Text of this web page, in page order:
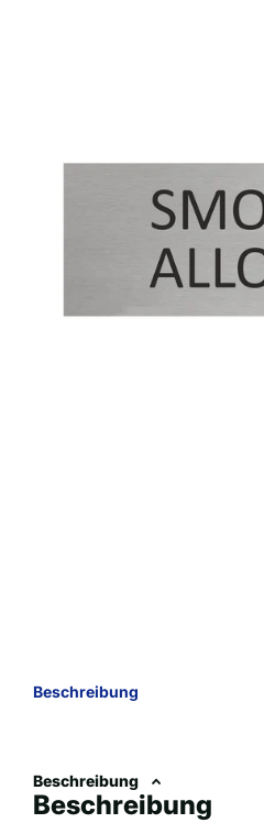
Beschreibung
Beschreibung
Beschreibung